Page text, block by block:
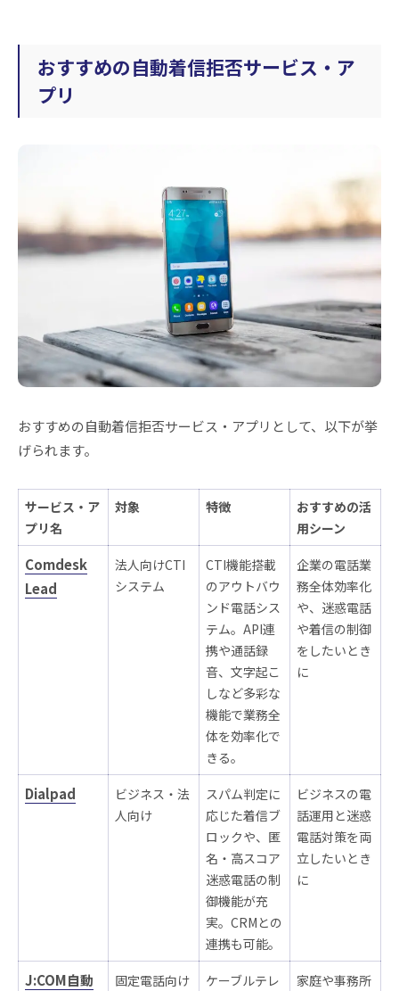
おすすめの自動着信拒否サービス・ア
プリ
おすすめの自動着信拒否サービス・アプリとして、以下が挙
げられます。
サービス・ア
プリ名
対象 特徴
おすすめの活
用シーン
Comdesk
Lead
法人向けCTI
システム
CTI機能搭載
のアウトバウ
ンド電話シス
テム。API連
携や通話録
音、文字起こ
しなど多彩な
機能で業務全
体を効率化で
きる。
企業の電話業
務全体効率化
や、迷惑電話
や着信の制御
をしたいとき
に
Dialpad
ビジネス・法
人向け
スパム判定に
応じた着信ブ
ロックや、匿
名・高スコア
迷惑電話の制
御機能が充
実。CRMとの
連携も可能。
ビジネスの電
話運用と迷惑
電話対策を両
立したいとき
に
J:COM自動
固定電話向け
ケーブルテレ
家庭や事務所